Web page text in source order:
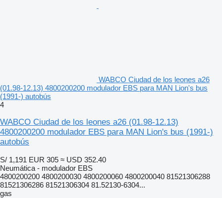
WABCO Ciudad de los leones a26
(01.98-12.13) 4800200200 modulador EBS para MAN Lion's bus
(1991-) autobús
4
WABCO Ciudad de los leones a26 (01.98-12.13)
4800200200 modulador EBS para MAN Lion's bus (1991-)
autobús
S/ 1,191 EUR 305 ≈ USD 352.40
Neumática - modulador EBS
4800200200 4800200030 4800200060 4800200040 81521306288
81521306286 81521306304 81.52130-6304...
gas